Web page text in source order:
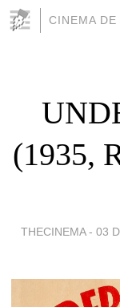
CINEMA DE
(1935,
THECINEMA - 03